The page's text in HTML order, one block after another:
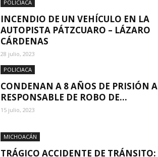
POLICIACA
INCENDIO DE UN VEHÍCULO EN LA
AUTOPISTA PÁTZCUARO – LÁZARO
CÁRDENAS
28 julio, 2023
POLICIACA
CONDENAN A 8 AÑOS DE PRISIÓN A
RESPONSABLE DE ROBO DE...
15 julio, 2023
MICHOACÁN
TRÁGICO ACCIDENTE DE TRÁNSITO: